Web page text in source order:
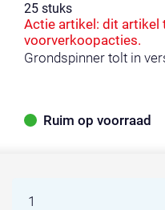
25 stuks
Actie artikel: dit artikel
voorverkoopacties.
Grondspinner tolt in
Ruim op voorraad